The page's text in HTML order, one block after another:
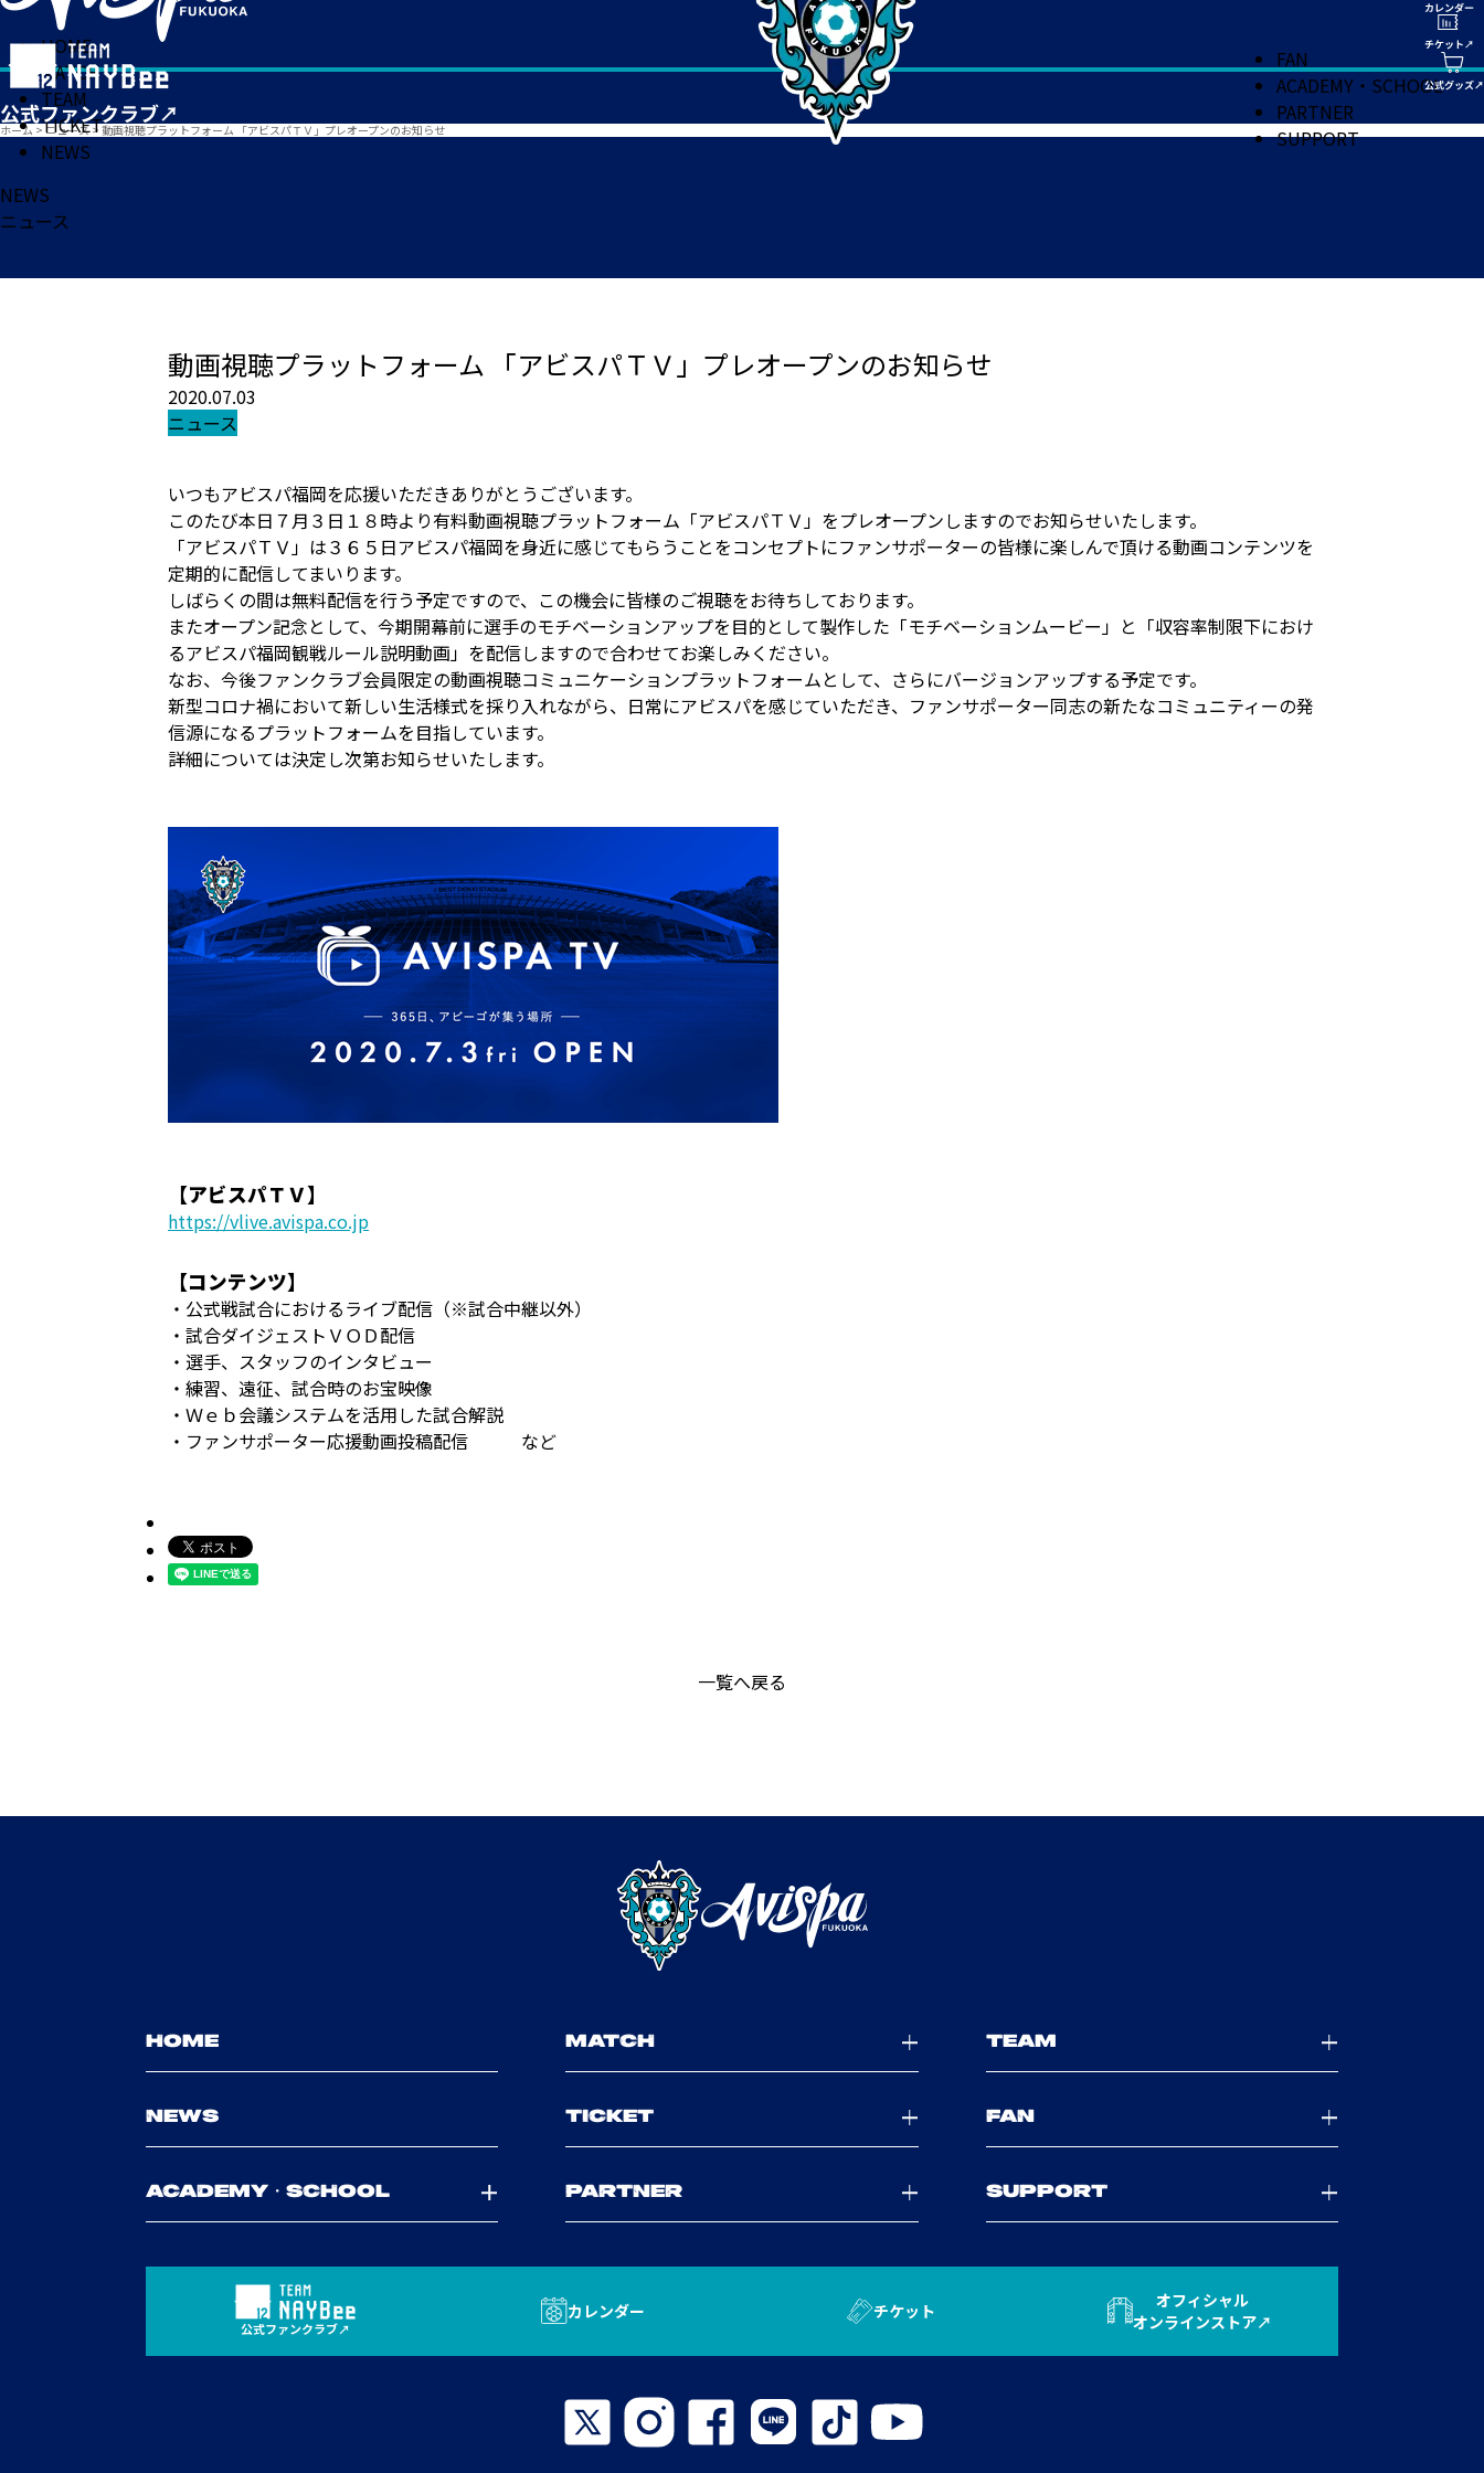
HOME
MATCH
TEAM
TICKET
NEWS
FAN
ACADEMY・SCHOOL
PARTNER
SUPPORT
ホーム > ニュース> 動画視聴プラットフォーム 「アビスパＴＶ」プレオープンのお知らせ
NEWS
ニュース
動画視聴プラットフォーム 「アビスパＴＶ」プレオープンのお知らせ
2020.07.03
ニュース
いつもアビスパ福岡を応援いただきありがとうございます。
このたび本日７月３日１８時より有料動画視聴プラットフォーム「アビスパＴＶ」をプレオープンしますのでお知らせいたします。
「アビスパＴＶ」は３６５日アビスパ福岡を身近に感じてもらうことをコンセプトにファンサポーターの皆様に楽しんで頂ける動画コンテンツを
定期的に配信してまいります。
しばらくの間は無料配信を行う予定ですので、この機会に皆様のご視聴をお待ちしております。
またオープン記念として、今期開幕前に選手のモチベーションアップを目的として製作した「モチベーションムービー」と「収容率制限下におけ
るアビスパ福岡観戦ルール説明動画」を配信しますので合わせてお楽しみください。
なお、今後ファンクラブ会員限定の動画視聴コミュニケーションプラットフォームとして、さらにバージョンアップする予定です。
新型コロナ禍において新しい生活様式を採り入れながら、日常にアビスパを感じていただき、ファンサポーター同志の新たなコミュニティーの発
信源になるプラットフォームを目指しています。
詳細については決定し次第お知らせいたします。
【アビスパＴＶ】
https://vlive.avispa.co.jp
【コンテンツ】
・公式戦試合におけるライブ配信（※試合中継以外）
・試合ダイジェストＶＯＤ配信
・選手、スタッフのインタビュー
・練習、遠征、試合時のお宝映像
・Ｗｅｂ会議システムを活用した試合解説
・ファンサポーター応援動画投稿配信 など
一覧へ戻る
HOME MATCH TEAM
NEWS TICKET FAN
ACADEMY・SCHOOL PARTNER SUPPORT
公式ファンクラブ
カレンダー チケット
オフィシャル
オンラインストア